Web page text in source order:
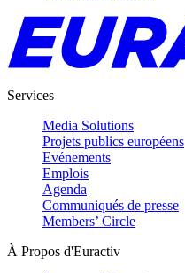
Services
Media Solutions
Projets publics européens
Evénements
Emplois
Agenda
Communiqués de presse
Members’ Circle
À Propos d'Euractiv